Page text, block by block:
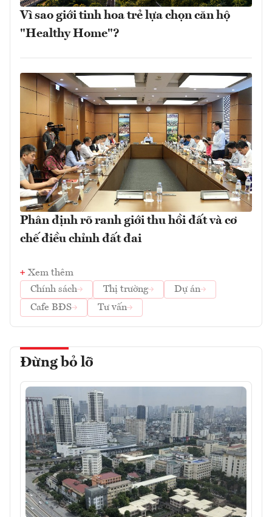
Vì sao giới tinh hoa trẻ lựa chọn căn hộ
"Healthy Home"?
Phân định rõ ranh giới thu hồi đất và cơ
chế điều chỉnh đất đai
Xem thêm
Chính sách
Thị trường
Dự án
Cafe BĐS
Tư vấn
Đừng bỏ lỡ